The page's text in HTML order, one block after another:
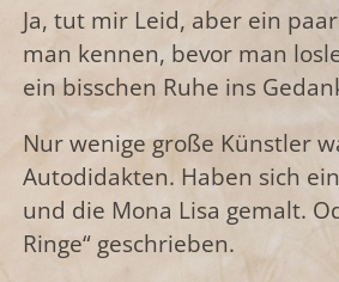
Ja, tut mir Leid, aber ein
man kennen, bevor man
ein bisschen Ruhe ins
Nur wenige große Künstler
Autodidakten. Haben sich
und die Mona Lisa gemalt.
Ringe“ geschrieben.